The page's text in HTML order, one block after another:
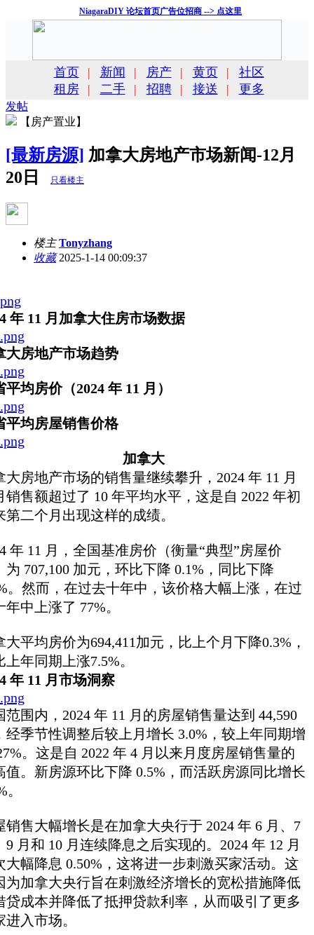
NiagaraDIY 论坛首页广告位招商 --> 点这里
首页 | 新闻 | 房产 | 黄页 |
社区
租房
| 二手 | 招聘 | 接送 | 更多
发帖
【房产置业】
[最新房源] 加拿大房地产市场新闻-12月
20日
只看楼主
楼主 Tonyzhang
收藏2025-1-14 00:09:37
年 11 月加拿大住房市场数据
大房地产市场趋势
平均房价（2024 年 11 月）
平均房屋销售价格
加拿大
大房地产市场的销售量继续攀升，2024 年 11 月
销售额超过了 10 年平均水平，这是自 2022 年初
第二个月出现这样的成绩。
年 11 月，全国基准房价（衡量“典型”房屋价
为 707,100 加元，环比下降 0.1%，同比下降
。然而，在过去十年中，该价格大幅上涨，在过
年中上涨了 77%。
大平均房价为694,411加元，比上个月下降0.3%，
上年同期上涨7.5%。
年 11 月市场洞察
范围内，2024 年 11 月的房屋销售量达到 44,590
经季节性调整后较上月增长 3.0%，较上年同期增
。这是自 2022 年 4 月以来月度房屋销售量的
值。新房源环比下降 0.5%，而活跃房源同比增长
。
销售大幅增长是在加拿大央行于 2024 年 6 月、7
9 月和 10 月连续降息之后实现的。2024 年 12 月
大幅降息 0.50%，这将进一步刺激买家活动。这
为加拿大央行旨在刺激经济增长的宽松措施降低
贷成本并降低了抵押贷款利率，从而吸引了更多
进入市场。